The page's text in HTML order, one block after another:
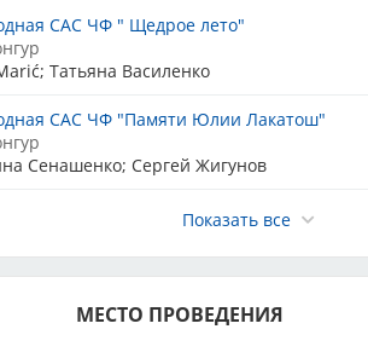
САС ЧФ " Щедрое лето"
Татьяна Василенко
САС ЧФ "Памяти Юлии Лакатош"
Сенашенко; Сергей Жигунов
Показать все
выставка бостон терьер КЧК
Немецкий Дог 2 КЧК в каждом классе
МЕСТО ПРОВЕДЕНИЯ